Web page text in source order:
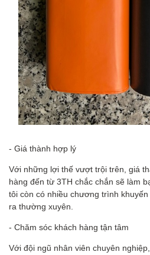
- Giá thành hợp lý
Với những lợi thế vượt trội trên, giá
hàng đến từ 3TH chắc chắn sẽ làm
tôi còn có nhiều chương trình
ra thường xuyên.
- Chăm sóc khách hàng tận tâm
Với đội ngũ nhân viên chuyên